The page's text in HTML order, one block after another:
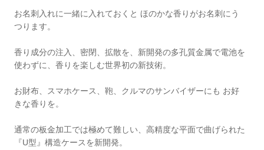
お名刺入れに一緒に入れておくと ほのかな香りがお名刺にう
つります。
香り成分の注入、密閉、拡散を、新開発の多孔質金属で電池を
使わずに、香りを楽しむ世界初の新技術。
お財布、スマホケース、鞄、クルマのサンバイザーにも お好
きな香りを。
通常の板金加工では極めて難しい、高精度な平面で曲げられた
『U型』構造ケースを新開発。